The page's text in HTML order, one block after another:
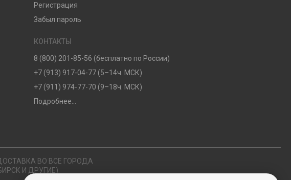
Регистрация
Забыл пароль
КОНТАКТЫ
8 (800) 201-85-56 (бесплатно по России)
+7 (913) 917-04-77 (5–14ч. МСК)
+7 (911) 974-77-70 (9–18ч. МСК)
Подробнее...
ВО ВСЕ ГОРОДА
И ДРУГИЕ).